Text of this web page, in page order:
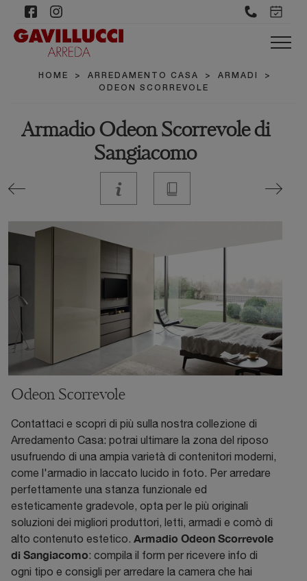
HOME > ARREDAMENTO CASA > ARMADI
>
ODEON SCORREVOLE
Armadio Odeon Scorrevole di
Sangiacomo
Odeon Scorrevole
Contattaci e scopri di più sulla nostra collezione di
Arredamento Casa: potrai ultimare la zona del riposo
usufruendo di una ampia varietà di contenitori moderni,
come l'armadio in laccato lucido in foto. Per arredare
perfettamente una stanza funzionale ed
esteticamente gradevole, opta per le più originali
soluzioni dei migliori produttori, letti, armadi e comò di
alto contenuto estetico. Armadio Odeon Scorrevole
di Sangiacomo: compila il form per ricevere info di
ogni tipo e consigli per arredare la camera che hai